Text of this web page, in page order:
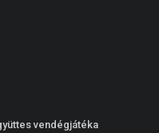
vendégjátéka